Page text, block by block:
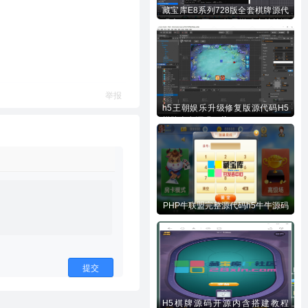
举报
提交
藏宝库E8系列728版全套棋牌源代
码下载
h5王朝娱乐升级修复版源代码H5
PHP牛联盟完整源代码h5牛牛源码
H5棋牌源码开源内含搭建教程